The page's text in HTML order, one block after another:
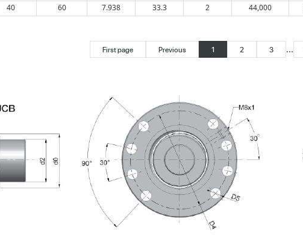
40 60 7.938 33.3 2 44,000
First page Previous 1 2 3 ...